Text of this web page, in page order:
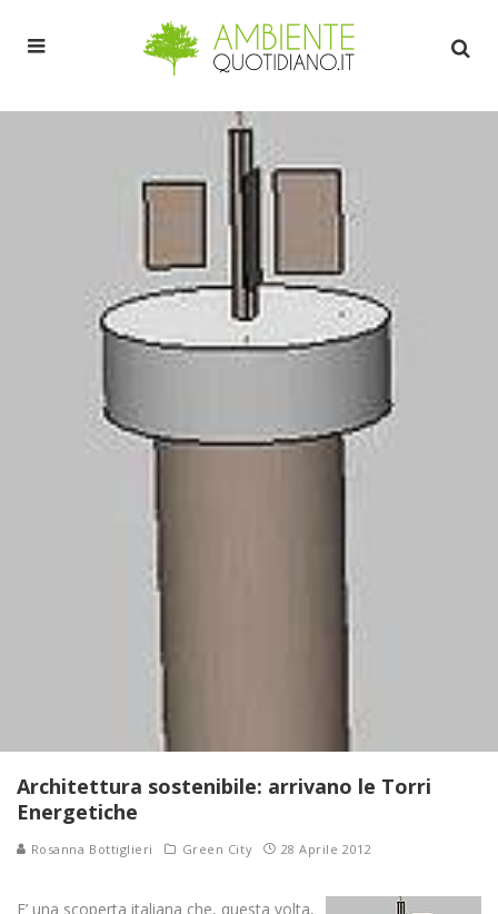
Architettura sostenibile: arrivano le Torri
Energetiche
Rosanna Bottiglieri Green City 28 Aprile 2012
E’ una scoperta italiana che, questa volta,